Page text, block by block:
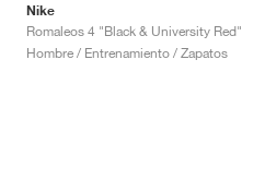
Nike
Romaleos 4 "Black & University Red"
Hombre / Entrenamiento / Zapatos